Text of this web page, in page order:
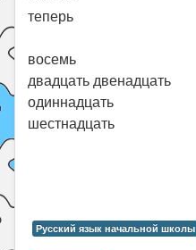
теперь
восемь
двадцать двенадцать
одиннадцать
шестнадцать
Русский язык начальной школы